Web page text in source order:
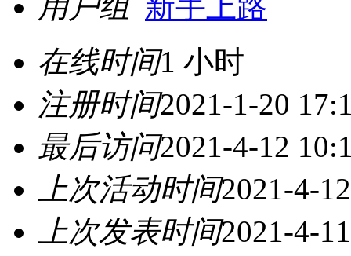
用户组 新手上路
在线时间1 小时
注册时间2021-1-20
最后访问2021-4-12
上次活动时间2021-4-
上次发表时间2021-4-